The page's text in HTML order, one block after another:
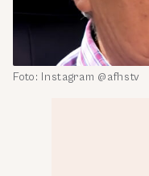
Foto: Instagram @afhstv